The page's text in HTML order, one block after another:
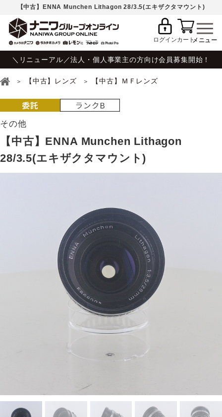
【中古】ENNA Munchen Lithagon 28/3.5(エキザクタマウント)
ログインカート
＼リニューアル／法人・個人事業主の方向け会員募集開始！
【中古】レンズ 【中古】ＭＦレンズ
その他
【中古】ENNA Munchen Lithagon
28/3.5(エキザクタマウント)